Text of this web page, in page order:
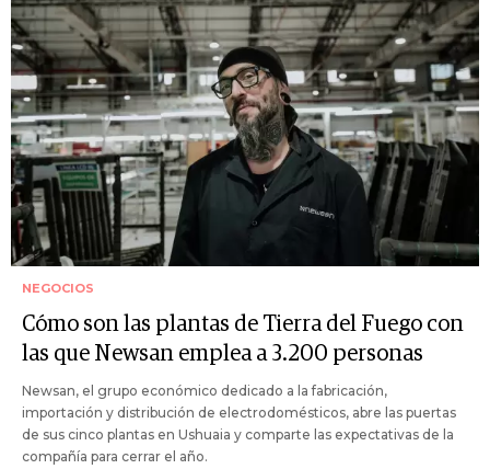
NEGOCIOS
Cómo son las plantas de Tierra del Fuego con
las que Newsan emplea a 3.200 personas
Newsan, el grupo económico dedicado a la fabricación,
importación y distribución de electrodomésticos, abre las puertas
de sus cinco plantas en Ushuaia y comparte las expectativas de la
compañía para cerrar el año.